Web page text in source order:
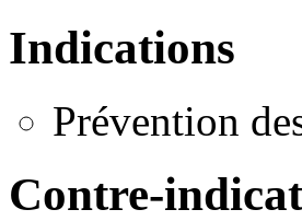
Indications
Prévention
Contre-